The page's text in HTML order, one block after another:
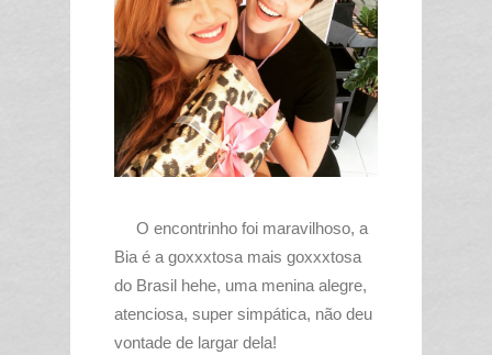
O encontrinho foi maravilhoso, a
Bia é a goxxxtosa mais goxxxtosa
do Brasil hehe, uma menina alegre,
atenciosa, super simpática, não deu
vontade de largar dela!